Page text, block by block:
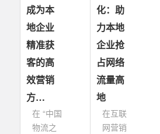
成为本
地企业
精准获
客的高
效营销
方…
在 “中国
物流之
化：助
力本地
企业抢
占网络
流量高
地
在互联
网营销